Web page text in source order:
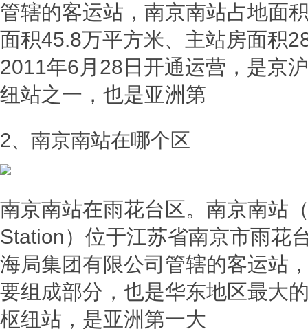
管辖的客运站，南京南站占地面
面积45.8万平方米、主站房面积
2011年6月28日开通运营，是京
纽站之一，也是亚洲第
2、南京南站在哪个区
南京南站在雨花台区。南京南站
Station）位于江苏省南京市雨花
海局集团有限公司管辖的客运站
要组成部分，也是华东地区最大
枢纽站，是亚洲第一大